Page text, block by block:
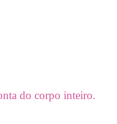
do corpo inteiro.